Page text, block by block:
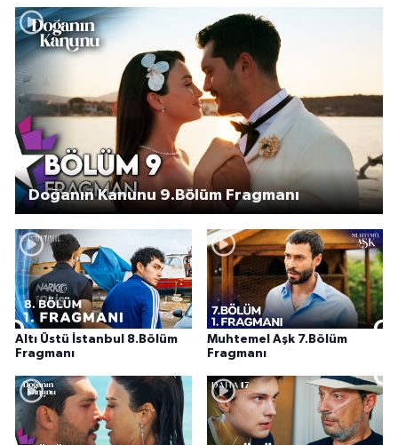
Doğanın Kanunu 9.Bölüm Fragmanı
Altı Üstü İstanbul 8.Bölüm
Fragmanı
Muhtemel Aşk 7.Bölüm
Fragmanı